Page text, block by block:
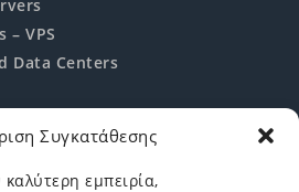
Συγκατάθεσης
εμπειρία,
– VPS
Data Centers